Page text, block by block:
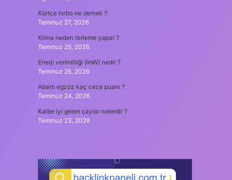
Kürtçe hırbo ne demek ?
Temmuz 27, 2026
Klima neden terleme yapar ?
Temmuz 25, 2026
Enerji verimliliği (lmW) nedir ?
Temmuz 25, 2026
Abartı egzoz kaç ceza puanı ?
Temmuz 24, 2026
Kalbe iyi gelen çaylar nelerdir ?
Temmuz 23, 2026